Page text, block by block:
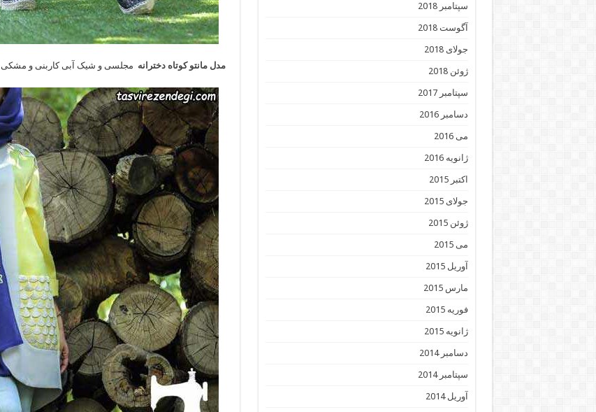
مدل مانتو کوتاه دخترانه مجلسی و شیک آبی کاربنی و مشکی
سپتامبر 2018
آگوست 2018
جولای 2018
ژوئن 2018
سپتامبر 2017
دسامبر 2016
می 2016
ژانویه 2016
اکتبر 2015
جولای 2015
ژوئن 2015
می 2015
آوریل 2015
مارس 2015
فوریه 2015
ژانویه 2015
دسامبر 2014
سپتامبر 2014
آوریل 2014